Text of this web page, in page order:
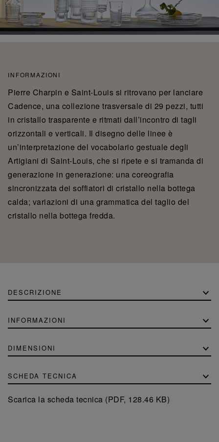
INFORMAZIONI
Pierre Charpin e Saint-Louis si ritrovano per lanciare
Cadence, una collezione trasversale di 29 pezzi, tutti
in cristallo trasparente e ritmati dall’incontro di tagli
orizzontali e verticali. Il disegno delle linee è
un’interpretazione del vocabolario gestuale degli
Artigiani di Saint-Louis, che si ripete e si tramanda di
generazione in generazione: una coreografia
sincronizzata dei soffiatori di cristallo nella bottega
calda; variazioni di una grammatica del taglio del
cristallo nella bottega fredda.
DESCRIZIONE
INFORMAZIONI
DIMENSIONI
SCHEDA TECNICA
Scarica la scheda tecnica (PDF, 128.46 KB)